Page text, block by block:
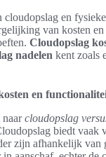
cloudopslag en
van kosten
Cloudopslag
nadelen kent zoals
en
naarcloudopslag
biedt vaak
zijn afhankelijk van